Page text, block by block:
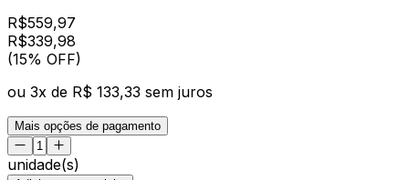
R$559,97
R$339,98
(15% OFF)
ou 3x de R$ 133,33 sem juros
Mais opções de pagamento
unidade(s)